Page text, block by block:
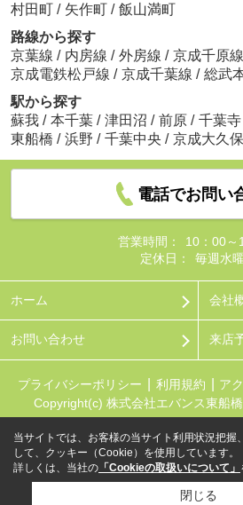
村田町 / 矢作町 / 飯山満町
路線から探す
京葉線 / 内房線 / 外房線 / 京成千原線
京成電鉄松戸線 / 京成千葉線 / 総武
駅から探す
蘇我 / 本千葉 / 津田沼 / 前原 / 千葉寺
東船橋 / 浜野 / 千葉中央 / 京成大久保
電話でお問い
営業時間：
10：00～
定休日：
毎週水
ホーム 会社
お問い合わせ 来店
プライバシーポリシー 利用規約 ア
Copyright(c) 株式会社エバンス東船
当サイトでは、お客様の当サイト利用状況把握
して、クッキー（Cookie）を使用しています。
詳しくは、当社の 「Cookieの取扱いについて」
閉じる